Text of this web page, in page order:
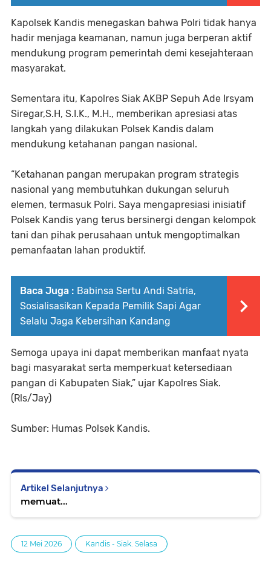
Kapolsek Kandis menegaskan bahwa Polri tidak hanya
hadir menjaga keamanan, namun juga berperan aktif
mendukung program pemerintah demi kesejahteraan
masyarakat.
Sementara itu, Kapolres Siak AKBP Sepuh Ade Irsyam
Siregar,S.H, S.I.K., M.H., memberikan apresiasi atas
langkah yang dilakukan Polsek Kandis dalam
mendukung ketahanan pangan nasional.
“Ketahanan pangan merupakan program strategis
nasional yang membutuhkan dukungan seluruh
elemen, termasuk Polri. Saya mengapresiasi inisiatif
Polsek Kandis yang terus bersinergi dengan kelompok
tani dan pihak perusahaan untuk mengoptimalkan
pemanfaatan lahan produktif.
Baca Juga : Babinsa Sertu Andi Satria,
Sosialisasikan Kepada Pemilik Sapi Agar
Selalu Jaga Kebersihan Kandang
Semoga upaya ini dapat memberikan manfaat nyata
bagi masyarakat serta memperkuat ketersediaan
pangan di Kabupaten Siak,” ujar Kapolres Siak.
(Rls/Jay)
Sumber: Humas Polsek Kandis.
Artikel Selanjutnya
memuat...
12 Mei 2026 Kandis - Siak. Selasa